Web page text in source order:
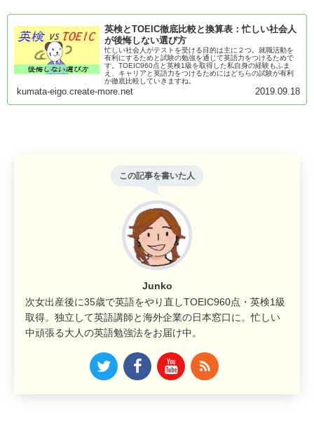
英検とTOEIC徹底比較と換算表：忙しい社会人
が後悔しない選び方
忙しい社会人がテストを受ける目的は主に２つ。就職活動を
有利にするためと試験の勉強を通じて英語力をつけるためで
す。TOEIC960点と英検1級を取得した私自身の経験もふま
え、キャリアと英語力をつけるためにはどちらの試験が有利
か徹底比較していきますね。
kumata-eigo.create-more.net 2019.09.18
この記事を書いた人
Junko
次女出産後に35歳で英語をやり直しTOEIC960点・英検1級
取得。独立して英語講師と海外企業の日本窓口に。忙しい
中頑張る大人の英語勉強法をお届け中。